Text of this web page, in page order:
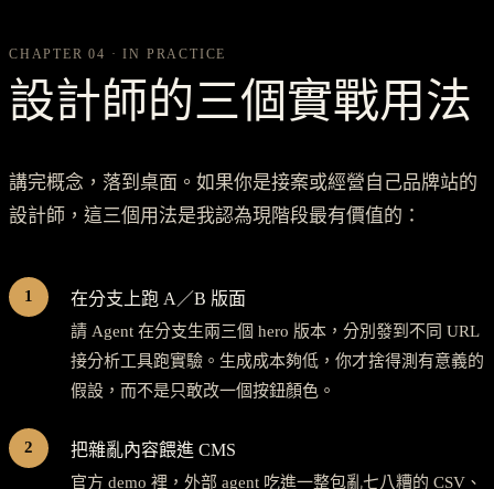
CHAPTER 04 · IN PRACTICE
設計師的三個實戰用法
講完概念，落到桌面。如果你是接案或經營自己品牌站的
設計師，這三個用法是我認為現階段最有價值的：
1 在分支上跑 A／B 版面
請 Agent 在分支生兩三個 hero 版本，分別發到不同 URL
接分析工具跑實驗。生成成本夠低，你才捨得測有意義的
假設，而不是只敢改一個按鈕顏色。
2 把雜亂內容餵進 CMS
官方 demo 裡，外部 agent 吃進一整包亂七八糟的 CSV、